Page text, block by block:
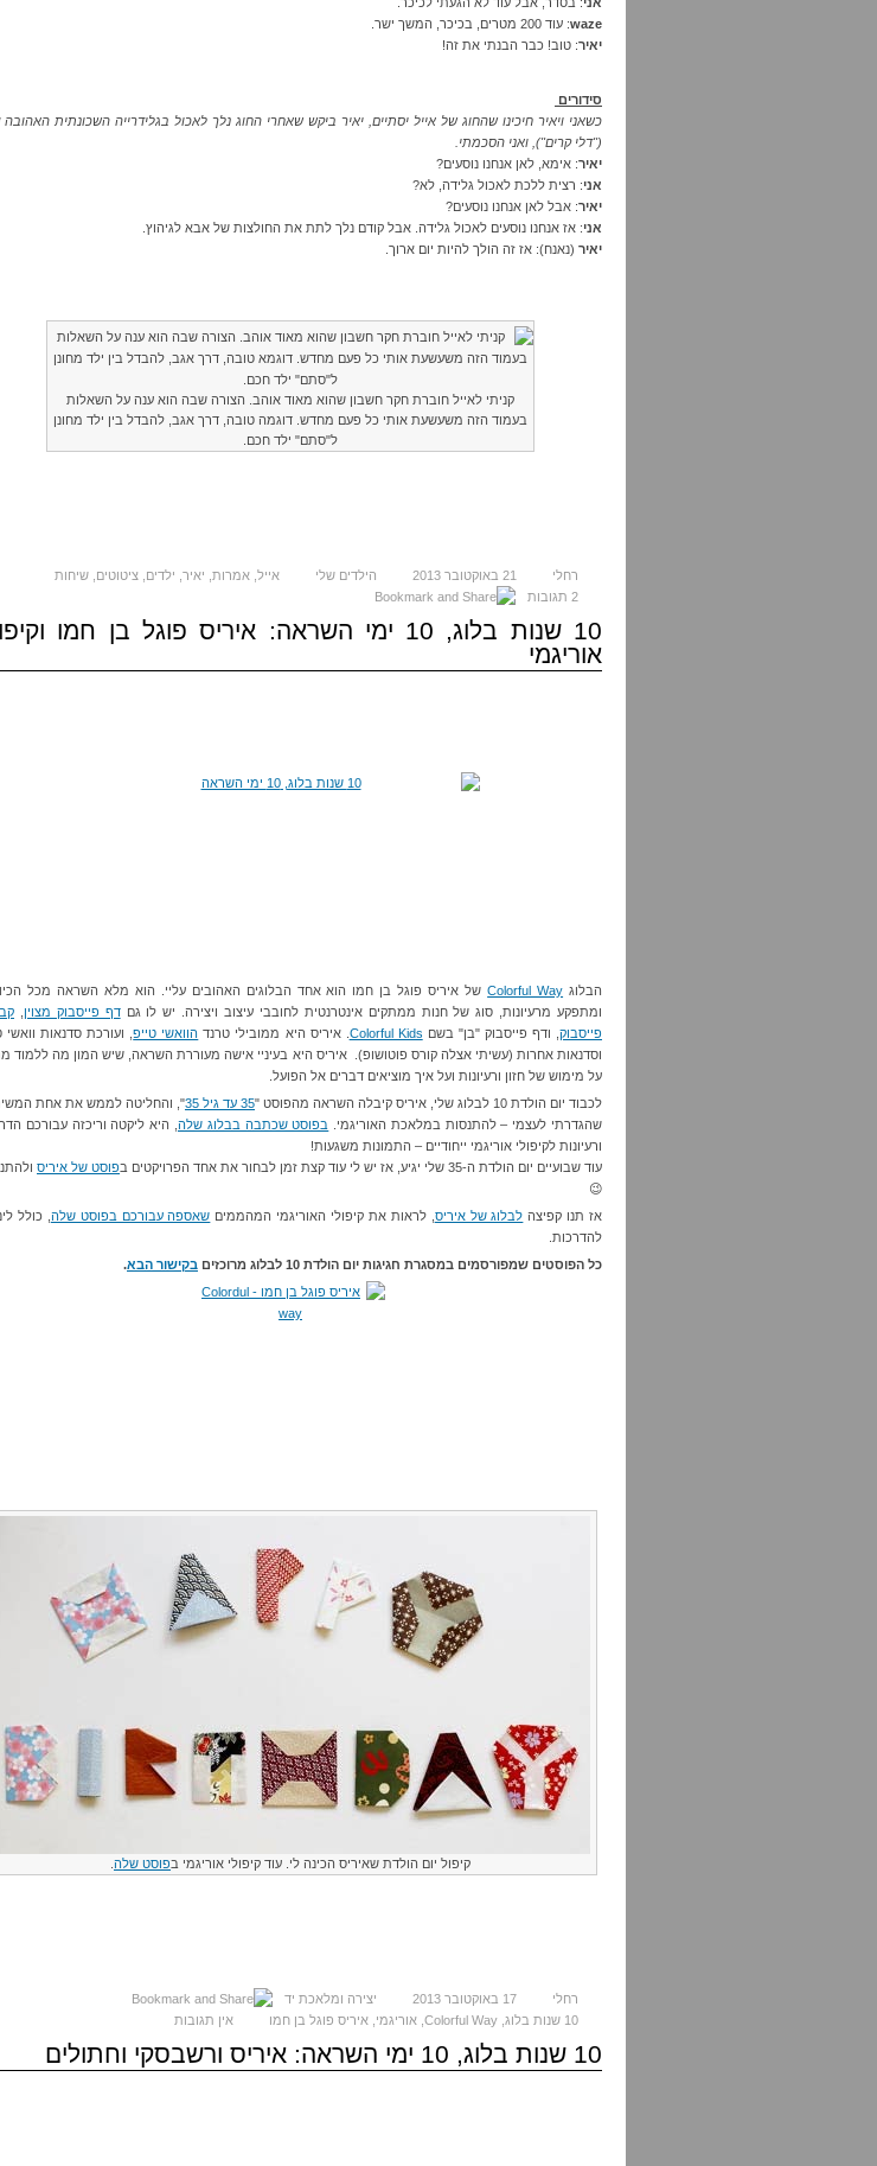
waze: עוד 200 מטרים, בכיכר, המשך ישר.
יאיר: טוב! כבר הבנתי את זה!
סידורים
כשאני ויאיר חיכינו שהחוג של אייל יסתיים, יאיר ביקש שאחרי החוג נלך לאכול בגלידרייה השכונתית האהובה
("דלי קרים"), ואני הסכמתי.
יאיר: אימא, לאן אנחנו נוסעים?
אני: רצית ללכת לאכול גלידה, לא?
יאיר: אבל לאן אנחנו נוסעים?
אני: אז אנחנו נוסעים לאכול גלידה. אבל קודם נלך לתת את החולצות של אבא לגיהוץ.
יאיר (נאנח): אז זה הולך להיות יום ארוך.
קניתי לאייל חוברת חקר חשבון שהוא מאוד אוהב. הצורה שבה הוא ענה על השאלות
בעמוד הזה משעשעת אותי כל פעם מחדש. דוגמה טובה, דרך אגב, להבדל בין ילד מחונן
ל"סתם" ילד חכם.
רחלי 21 באוקטובר 2013 הילדים שלי אייל אמרות יאיר ילדים ציטוטים שיחות
2 תגובות
10 שנות בלוג, 10 ימי השראה: איריס פוגל בן חמו
אוריגמי
הבלוג Colorful Wayשל איריס פוגל בן חמו הוא אחד הבלוגים האהובים עליי. הוא מלא השראה מכל
ומתפקע מרעיונות, סוג של חנות ממתקים אינטרנטית לחובבי עיצוב ויצירה. יש לו גםדף פייסבוק מצוין
פייסבוק , ודף פייסבוק "בן" בשם Colorful Kids . איריס היא ממובילי טרנד הוואשי טייפ, ועורכת סדנאות וואשי
וסדנאות אחרות (עשיתי אצלה קורס פוטושופ). איריס היא בעיניי אישה מעוררת השראה, שיש המון מה ללמוד
על מימוש של חזון ורעיונות ועל איך מוציאים דברים אל הפועל.
לכבוד יום הולדת 10 לבלוג שלי, איריס קיבלה השראה מהפוסט "
35 עד גיל 35
", והחליטה לממש את אחת
שהגדרתי לעצמי – להתנסות במלאכת האוריגמי.
בפוסט שכתבה בבלוג שלה , היא ליקטה וריכזה עבורכם
ורעיונות לקיפולי אוריגמי ייחודיים – התמונות משגעות!
עוד שבועיים יום הולדת ה-35 שלי יגיע, אז יש לי עוד קצת זמן לבחור את אחד הפרויקטים ב
פוסט של איריס
😉
אז תנו קפיצה לבלוג של איריס , לראות את קיפולי האוריגמי המהממים שאספה עבורכם בפוסט שלה , כולל
להדרכות.
כל הפוסטים שמפורסמים במסגרת חגיגות יום הולדת 10 לבלוג מרוכזים
בקישור הבא.
קיפול יום הולדת שאיריס הכינה לי. עוד קיפולי אוריגמי בפוסט שלה
רחלי 17 באוקטובר 2013
יצירה ומלאכת יד
10 שנות בלוג
Colorful Way אוריגמי איריס פוגל בן חמו אין תגובות
10 שנות בלוג, 10 ימי השראה: איריס ורשבסקי וחתולים